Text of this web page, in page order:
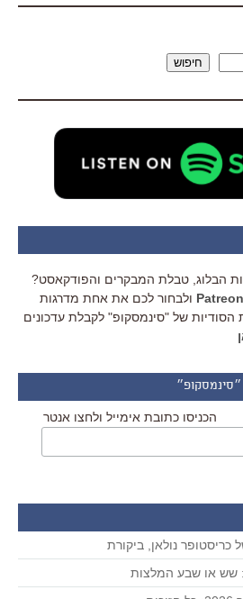
חיפוש
הבלוג, טבלת המבקרים והפודקאסט?
ולבחור לכם את אחת מדרגות
של "סינמסקופ" לקבלת עדכונים
״סינמסקופ״
הכניסו כתובת אימייל ולחצו אנטר
כריסטופר נולאן, ביקורת